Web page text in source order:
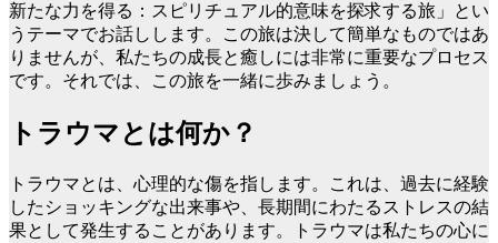
新たな力を得る：スピリチュアル的意味を探求する旅」とい
うテーマでお話しします。この旅は決して簡単なものではあ
りませんが、私たちの成長と癒しには非常に重要なプロセス
です。それでは、この旅を一緒に歩みましょう。
トラウマとは何か？
トラウマとは、心理的な傷を指します。これは、過去に経験
したショッキングな出来事や、長期間にわたるストレスの結
果として発生することがあります。トラウマは私たちの心に